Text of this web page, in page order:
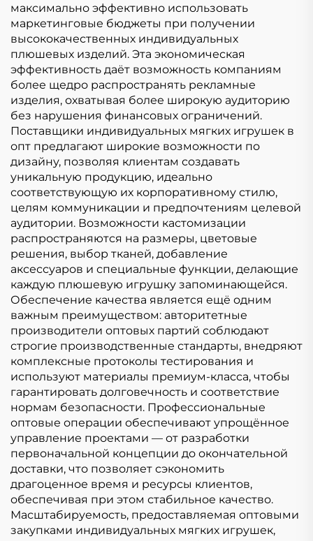
максимально эффективно использовать
маркетинговые бюджеты при получении
высококачественных индивидуальных
плюшевых изделий. Эта экономическая
эффективность даёт возможность компаниям
более щедро распространять рекламные
изделия, охватывая более широкую аудиторию
без нарушения финансовых ограничений.
Поставщики индивидуальных мягких игрушек в
опт предлагают широкие возможности по
дизайну, позволяя клиентам создавать
уникальную продукцию, идеально
соответствующую их корпоративному стилю,
целям коммуникации и предпочтениям целевой
аудитории. Возможности кастомизации
распространяются на размеры, цветовые
решения, выбор тканей, добавление
аксессуаров и специальные функции, делающие
каждую плюшевую игрушку запоминающейся.
Обеспечение качества является ещё одним
важным преимуществом: авторитетные
производители оптовых партий соблюдают
строгие производственные стандарты, внедряют
комплексные протоколы тестирования и
используют материалы премиум-класса, чтобы
гарантировать долговечность и соответствие
нормам безопасности. Профессиональные
оптовые операции обеспечивают упрощённое
управление проектами — от разработки
первоначальной концепции до окончательной
доставки, что позволяет сэкономить
драгоценное время и ресурсы клиентов,
обеспечивая при этом стабильное качество.
Масштабируемость, предоставляемая оптовыми
закупками индивидуальных мягких игрушек,